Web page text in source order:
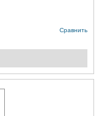
Сравнить